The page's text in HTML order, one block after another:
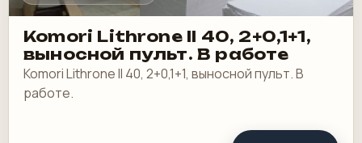
Komori Lithrone II 40, 2+0,1+1,
выносной пульт. В работе
Komori Lithrone II 40, 2+0,1+1, выносной пульт. В
работе.